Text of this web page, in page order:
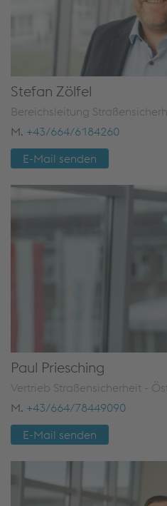
Stefan Zölfel
Bereichsleitung
M. +43/664/6184260
E-Mail senden
Paul Priesching
Vertrieb Straßensicherheit -
M. +43/664/78449090
E-Mail senden